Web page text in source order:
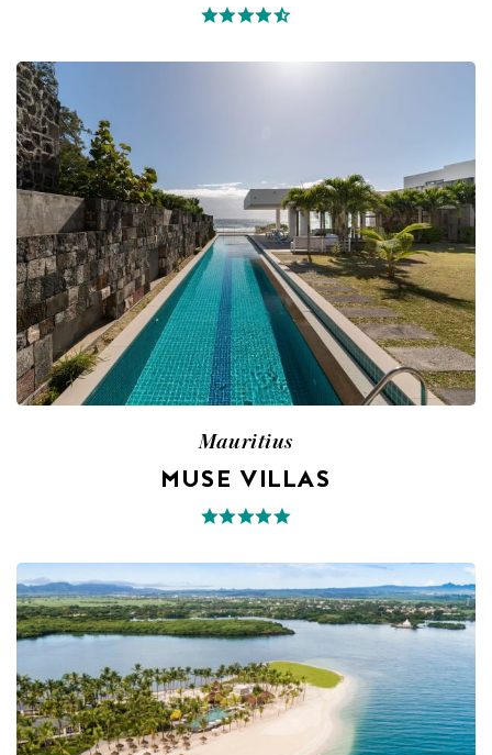
Mauritius
MUSE VILLAS